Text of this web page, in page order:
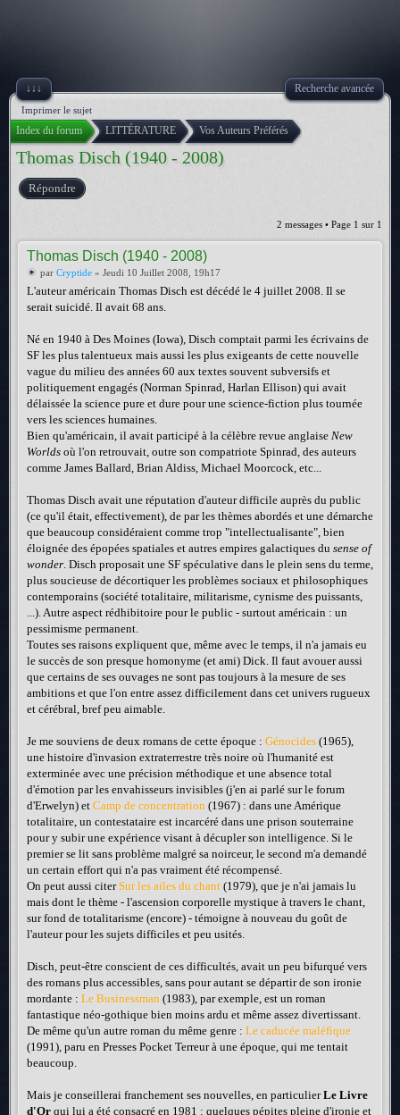
↓↓↓ Recherche avancée
Imprimer le sujet
Index du forum LITTÉRATURE Vos Auteurs Préférés
Thomas Disch (1940 - 2008)
Répondre
2 messages • Page 1 sur 1
Thomas Disch (1940 - 2008)
par Cryptide » Jeudi 10 Juillet 2008, 19h17
L'auteur américain Thomas Disch est décédé le 4 juillet 2008. Il se
serait suicidé. Il avait 68 ans.
Né en 1940 à Des Moines (Iowa), Disch comptait parmi les écrivains de
SF les plus talentueux mais aussi les plus exigeants de cette nouvelle
vague du milieu des années 60 aux textes souvent subversifs et
politiquement engagés (Norman Spinrad, Harlan Ellison) qui avait
délaissée la science pure et dure pour une science-fiction plus tournée
vers les sciences humaines.
Bien qu'américain, il avait participé à la célèbre revue anglaise New
Worlds où l'on retrouvait, outre son compatriote Spinrad, des auteurs
comme James Ballard, Brian Aldiss, Michael Moorcock, etc...
Thomas Disch avait une réputation d'auteur difficile auprès du public
(ce qu'il était, effectivement), de par les thèmes abordés et une démarche
que beaucoup considéraient comme trop "intellectualisante", bien
éloignée des épopées spatiales et autres empires galactiques du sense of
wonder. Disch proposait une SF spéculative dans le plein sens du terme,
plus soucieuse de décortiquer les problèmes sociaux et philosophiques
contemporains (société totalitaire, militarisme, cynisme des puissants,
...). Autre aspect rédhibitoire pour le public - surtout américain : un
pessimisme permanent.
Toutes ses raisons expliquent que, même avec le temps, il n'a jamais eu
le succès de son presque homonyme (et ami) Dick. Il faut avouer aussi
que certains de ses ouvages ne sont pas toujours à la mesure de ses
ambitions et que l'on entre assez difficilement dans cet univers rugueux
et cérébral, bref peu aimable.
Je me souviens de deux romans de cette époque : Génocides (1965),
une histoire d'invasion extraterrestre très noire où l'humanité est
exterminée avec une précision méthodique et une absence total
d'émotion par les envahisseurs invisibles (j'en ai parlé sur le forum
d'Erwelyn) et Camp de concentration (1967) : dans une Amérique
totalitaire, un contestataire est incarcéré dans une prison souterraine
pour y subir une expérience visant à décupler son intelligence. Si le
premier se lit sans problème malgré sa noirceur, le second m'a demandé
un certain effort qui n'a pas vraiment été récompensé.
On peut aussi citerSur les ailes du chant (1979), que je n'ai jamais lu
mais dont le thème - l'ascension corporelle mystique à travers le chant,
sur fond de totalitarisme (encore) - témoigne à nouveau du goût de
l'auteur pour les sujets difficiles et peu usités.
Disch, peut-être conscient de ces difficultés, avait un peu bifurqué vers
des romans plus accessibles, sans pour autant se départir de son ironie
mordante : Le Businessman (1983), par exemple, est un roman
fantastique néo-gothique bien moins ardu et même assez divertissant.
De même qu'un autre roman du même genre : Le caducée maléfique
(1991), paru en Presses Pocket Terreur à une époque, qui me tentait
beaucoup.
Mais je conseillerai franchement ses nouvelles, en particulierLe Livre
d'Or qui lui a été consacré en 1981 : quelques pépites pleine d'ironie et